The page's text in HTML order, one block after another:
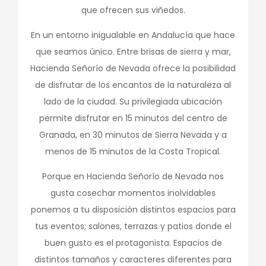
que ofrecen sus viñedos.
En un entorno inigualable en Andalucía que hace
que seamos único. Entre brisas de sierra y mar,
Hacienda Señorío de Nevada ofrece la posibilidad
de disfrutar de los encantos de la naturaleza al
lado de la ciudad. Su privilegiada ubicación
permite disfrutar en 15 minutos del centro de
Granada, en 30 minutos de Sierra Nevada y a
menos de 15 minutos de la Costa Tropical.
Porque en Hacienda Señorío de Nevada nos
gusta cosechar momentos inolvidables
ponemos a tu disposición distintos espacios para
tus eventos; salones, terrazas y patios donde el
buen gusto es el protagonista. Espacios de
distintos tamaños y caracteres diferentes para